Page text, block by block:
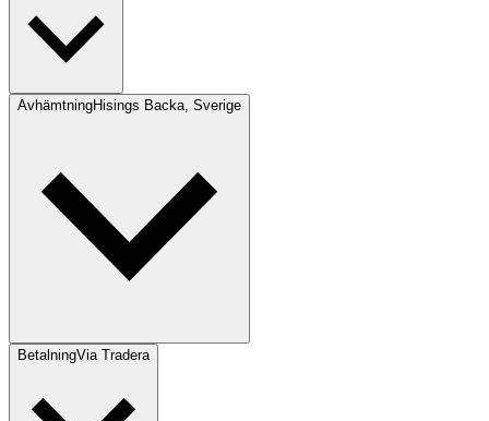
AvhämtningHisings Backa, Sverige
BetalningVia Tradera